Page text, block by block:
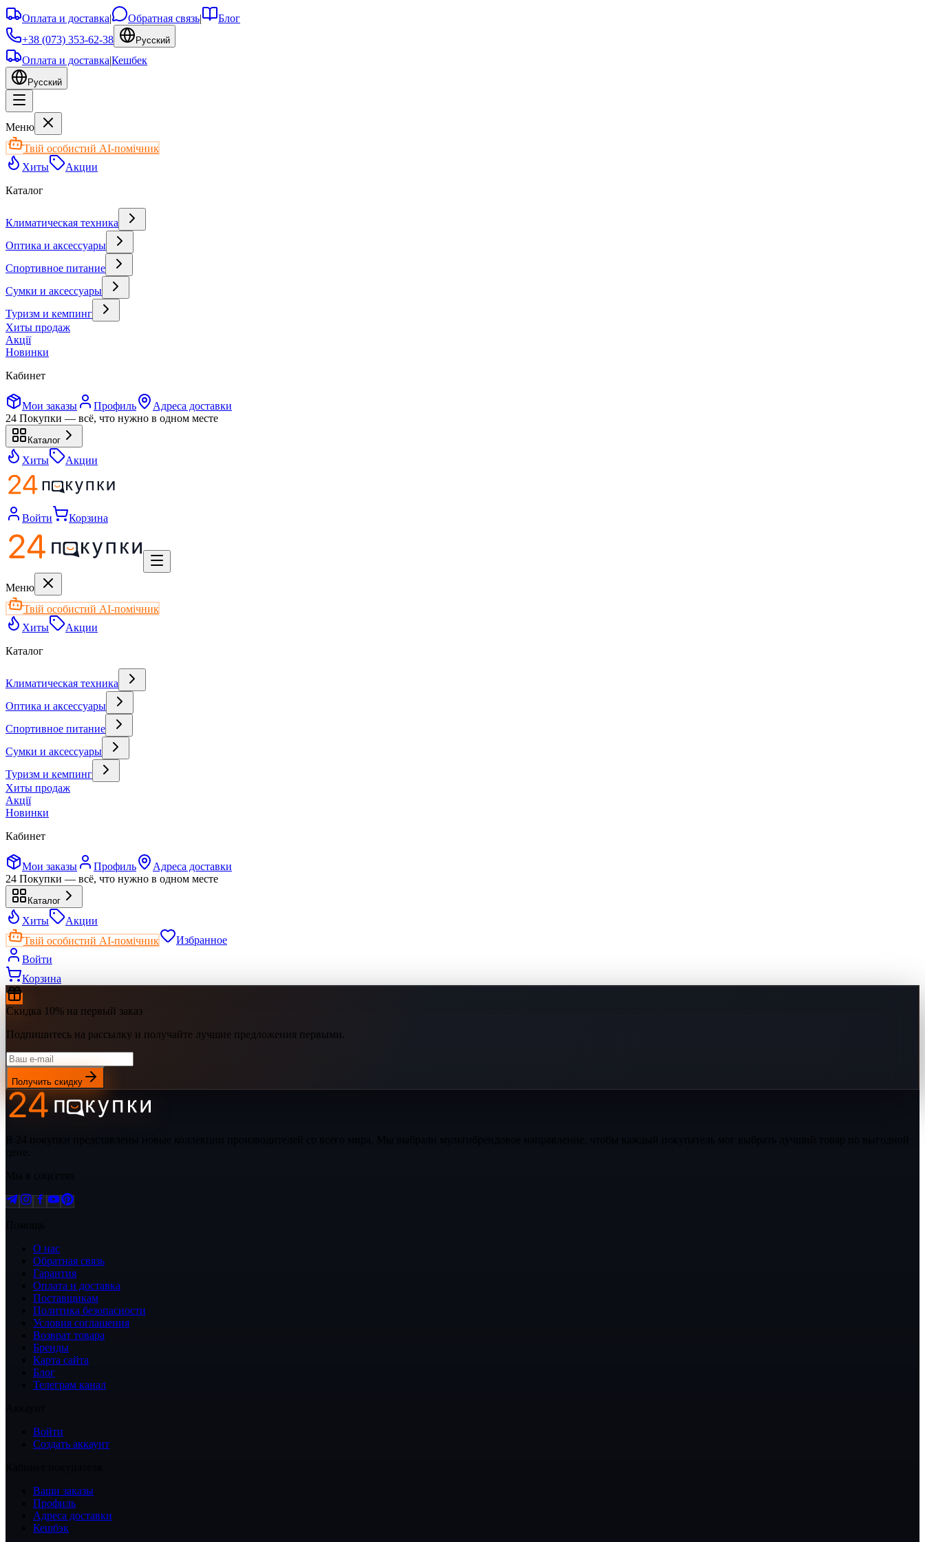
Оплата и доставка| Обратная связь|
Блог
+38 (073) 353-62-38
Русский
Оплата и доставка|Кешбек
Русский
Меню
Твій особистий AI-помічник
Хиты
Акции
Каталог
Климатическая техника
Оптика и аксессуары
Спортивное питание
Сумки и аксессуары
Туризм и кемпинг
Хиты продаж
Акції
Новинки
Кабинет
Мои заказы Профиль
Адреса доставки
24 Покупки — всё, что нужно в одном месте
Каталог
Хиты Акции
Войти Корзина
Меню
Твій особистий AI-помічник
Хиты
Акции
Каталог
Климатическая техника
Оптика и аксессуары
Спортивное питание
Сумки и аксессуары
Туризм и кемпинг
Хиты продаж
Акції
Новинки
Кабинет
Мои заказы Профиль
Адреса доставки
24 Покупки — всё, что нужно в одном месте
Каталог
Хиты
Акции
Твій особистий AI-помічник
Избранное
Войти
Корзина
Скидка 10% на первый заказ
Подпишитесь на рассылку и получайте лучшие предложения первыми.
Получить скидку
О нас
Обратная связь
Гарантия
Оплата и доставка
Поставщикам
Политика безопасности
Условия соглашения
Возврат товара
Бренды
Карта сайта
Блог
Телеграм канал
Войти
Создать аккаунт
Ваши заказы
Профиль
Адреса доставки
Кешбэк